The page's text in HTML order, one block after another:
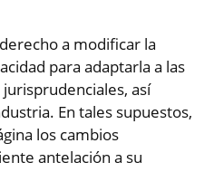
a modificar la
para adaptarla a las
así
En tales supuestos,
los cambios
antelación a su